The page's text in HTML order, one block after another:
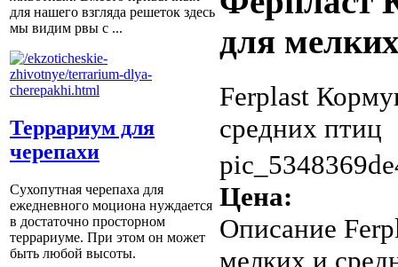
для нашего взгляда решеток здесь
мы видим рвы с ...
Террариум для
черепахи
Сухопутная черепаха для
ежедневного моциона нуждается
в достаточно просторном
террариуме. При этом он может
быть любой высоты.
для
Ferplast
средних птиц
Цена:
Описание
мелких и